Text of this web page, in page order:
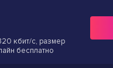
кбит/с, размер
бесплатно